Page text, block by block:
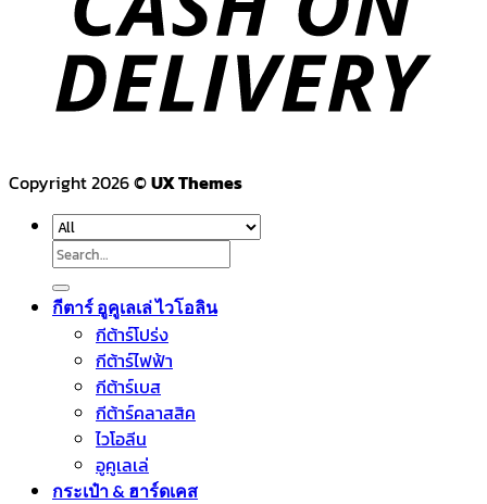
Copyright 2026 ©UX Themes
Search
for:
กีตาร์ อูคูเลเล่ ไวโอลิน
กีต้าร์โปร่ง
กีต้าร์ไฟฟ้า
กีต้าร์เบส
กีต้าร์คลาสสิค
ไวโอลีน
อูคูเลเล่
กระเป๋า & ฮาร์ดเคส